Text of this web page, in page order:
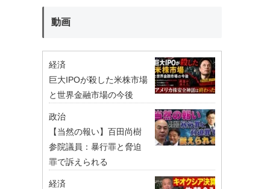
動画
経済
巨大IPOが殺した米株市場
と世界金融市場の今後
政治
【当然の報い】百田尚樹
参院議員：暴行罪と脅迫
罪で訴えられる
経済